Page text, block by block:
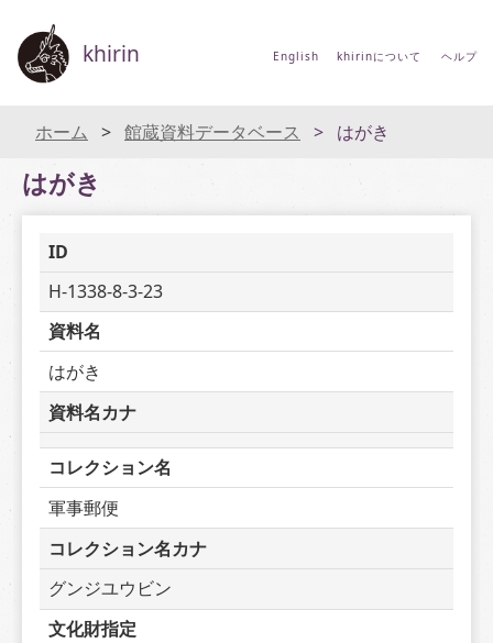
khirin English khirinについて ヘルプ
ホーム 館蔵資料データベース はがき
はがき
ID
H-1338-8-3-23
資料名
はがき
資料名カナ
コレクション名
軍事郵便
コレクション名カナ
グンジユウビン
文化財指定